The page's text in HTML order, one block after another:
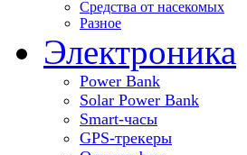
Средства от насекомых
Разное
Электроника
Power Bank
Solar Power Bank
Smart-часы
GPS-трекеры